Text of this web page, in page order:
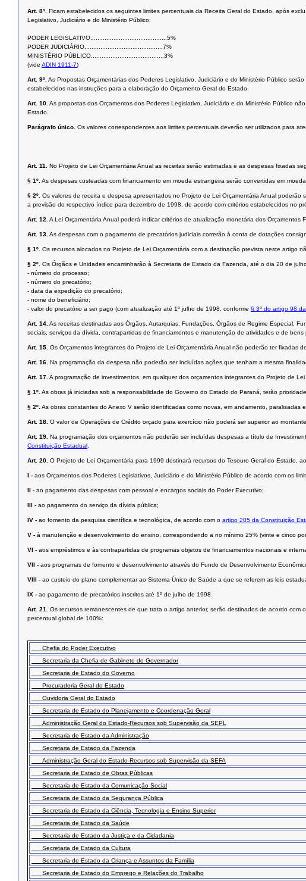
Art. 8º. Ficam estabelecidos os seguintes limites percentuais da Receita Geral do Estado, após
Legislativo, Judiciário e do Ministério Público:
PODER LEGISLATIVO...........................................5%
PODER JUDICIÁRIO............................................7%
MINISTÉRIO PÚBLICO.........................................3%
(vide ADIN 1911-7)
Art. 9º. As Propostas Orçamentárias dos Poderes Legislativo, Judiciário e do Ministério Público
estabelecidos nas instruções para a elaboração do Orçamento Geral do Estado.
Art. 10. As propostas dos Orçamentos dos Poderes Legislativo, Judiciário e do Ministério Público
Estado.
Parágrafo único. Os valores correspondentes aos limites percentuais deverão ser utilizados para
Art. 11. No Projeto de Lei Orçamentária Anual as receitas serão estimadas e as despesas fixadas
§ 1º. As despesas custeadas com financiamento em moeda estrangeira serão convertidas em
§ 2º. Os valores de receita e despesa apresentados no Projeto de Lei Orçamentária Anual
a previsão do respectivo índice para dezembro de 1998, de acordo com critérios estabelecidos no
Art. 12. A Lei Orçamentária Anual poderá indicar critérios de atualização monetária dos
Art. 13. As despesas com o pagamento de precatórios judiciais correrão à conta de dotações
§ 1º. Os recursos alocados no Projeto de Lei Orçamentária com a destinação prevista neste artigo
§ 2º. Os Órgãos e Unidades encaminharão à Secretaria de Estado da Fazenda, até o dia 20 de
- número do processo;
- número do precatório;
- data da expedição do precatório;
- nome do beneficiário;
- valor do precatório a ser pago (com atualização até 1º julho de 1998, conforme § 3º do artigo 98
Art. 14. As receitas destinadas aos Órgãos, Autarquias, Fundações, Órgãos de Regime Especial,
sociais, serviços da dívida, contrapartidas de financiamentos e manutenção de atividades e de bens
Art. 15. Os Orçamentos integrantes do Projeto de Lei Orçamentária Anual não poderão ter fixadas
Art. 16. Na programação da despesa não poderão ser incluídas ações que tenham a mesma
Art. 17. A programação de investimentos, em qualquer dos orçamentos integrantes do Projeto de
§ 1º. As obras já iniciadas sob a responsabilidade do Governo do Estado do Paraná, terão
§ 2º. As obras constantes do Anexo V serão identificadas como novas, em andamento, paralisadas
Art. 18. O valor de Operações de Crédito orçado para exercício não poderá ser superior ao
Art. 19. Na programação dos orçamentos não poderão ser incluídas despesas a título de
Constituição Estadual
Art. 20. O Projeto de Lei Orçamentária para 1999 destinará recursos do Tesouro Geral do Estado,
I - aos Orçamentos dos Poderes Legislativos, Judiciário e do Ministério Público de acordo com os
II - ao pagamento das despesas com pessoal e encargos sociais do Poder Executivo;
III - ao pagamento do serviço da dívida pública;
IV - ao fomento da pesquisa científica e tecnológica, de acordo com o artigo 205 da Constituição
V - à manutenção e desenvolvimento do ensino, correspondendo a no mínimo 25% (vinte e cinco
VI - aos empréstimos e às contrapartidas de programas objetos de financiamentos nacionais e
VII - aos programas de fomento e desenvolvimento através do Fundo de Desenvolvimento
VIII - ao custeio do plano complementar ao Sistema Único de Saúde a que se referem as leis
IX - ao pagamento de precatórios inscritos até 1º de julho de 1998.
Art. 21.
Os recursos remanescentes de que trata o artigo anterior, serão destinados de acordo
percentual global de 100%:
Chefia do Poder Executivo
Secretaria da Chefia de Gabinete do Governador
Secretaria de Estado do Governo
Procuradoria Geral do Estado
Ouvidoria Geral do Estado
Secretaria de Estado do Planejamento e Coordenação Geral
Administração Geral do Estado-Recursos sob Supervisão da SEPL
Secretaria de Estado da Administração
Secretaria de Estado da Fazenda
Administração Geral do Estado-Recursos sob Supervisão da SEFA
Secretaria de Estado de Obras Públicas
Secretaria de Estado da Comunicação Social
Secretaria de Estado da Segurança Pública
Secretaria de Estado da Ciência, Tecnologia e Ensino Superior
Secretaria de Estado da Saúde
Secretaria de Estado da Justiça e da Cidadania
Secretaria de Estado da Cultura
Secretaria de Estado da Criança e Assuntos da Família
Secretaria de Estado do Emprego e Relações do Trabalho